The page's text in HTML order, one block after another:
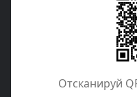
Отcканируй